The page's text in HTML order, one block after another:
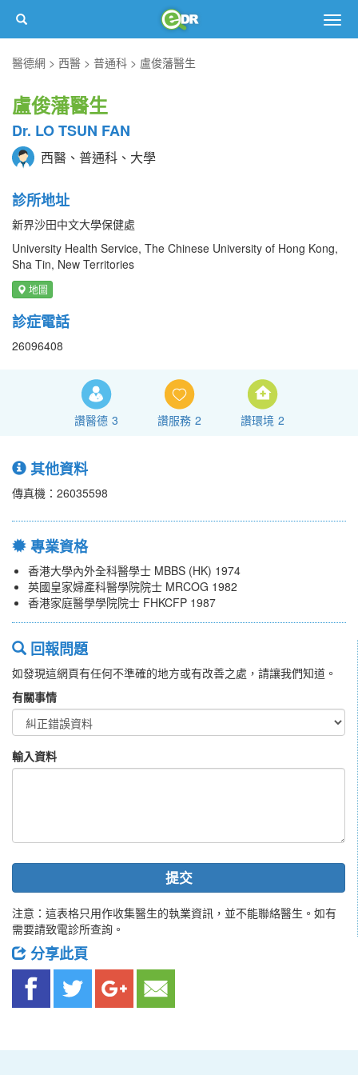
醫德網
西醫 普通科 盧俊藩醫生
盧俊藩醫生
Dr. LO TSUN FAN
西醫、普通科、大學
診所地址
新界沙田中文大學保健處
University Health Service, The Chinese University of Hong Kong,
Sha Tin, New Territories
地圖
診症電話
26096408
讚醫德 3 讚服務 2 讚環境 2
其他資料
傳真機：26035598
專業資格
香港大學內外全科醫學士 MBBS (HK) 1974
英國皇家婦產科醫學院院士 MRCOG 1982
香港家庭醫學學院院士 FHKCFP 1987
回報問題
如發現這網頁有任何不準確的地方或有改善之處，請讓我們知道。
有關事情
輸入資料
提交
注意：這表格只用作收集醫生的執業資訊，並不能聯絡醫生。如有
需要請致電診所查詢。
分享此頁